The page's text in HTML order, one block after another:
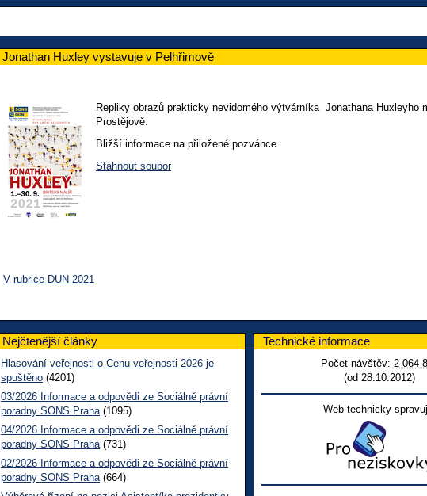
Jonathan Huxley vystavuje v Pelhřimově
Repliky obrazů prakticky nevidomého výtvárníka Jonathana
Prostějově.
Bližší informace na přiložené pozvánce.
Stáhnout soubor
V rubrice DUN 2021
Nejčtenější články
Hlasování veřejnosti o Cenu veřejnosti 2026 je
spuštěno (4201)
03/2026 Informace a odpovědi ze Sociálně právní
poradny SONS Praha (1095)
04/2026 Informace a odpovědi ze Sociálně právní
poradny SONS Praha (731)
02/2026 Informace a odpovědi ze Sociálně právní
poradny SONS Praha (664)
Technické informace
Počet návštěv: 2 064
(od 28.10.2012)
Web technicky